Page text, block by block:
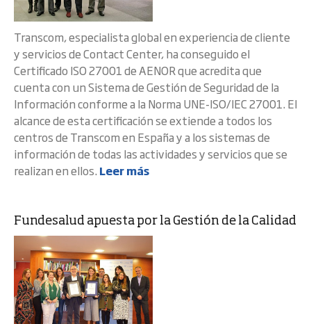
Transcom, especialista global en experiencia de cliente
y servicios de Contact Center, ha conseguido el
Certificado ISO 27001 de AENOR que acredita que
cuenta con un Sistema de Gestión de Seguridad de la
Información conforme a la Norma UNE-ISO/IEC 27001. El
alcance de esta certificación se extiende a todos los
centros de Transcom en España y a los sistemas de
información de todas las actividades y servicios que se
realizan en ellos. Leer más
Fundesalud apuesta por la Gestión de la Calidad